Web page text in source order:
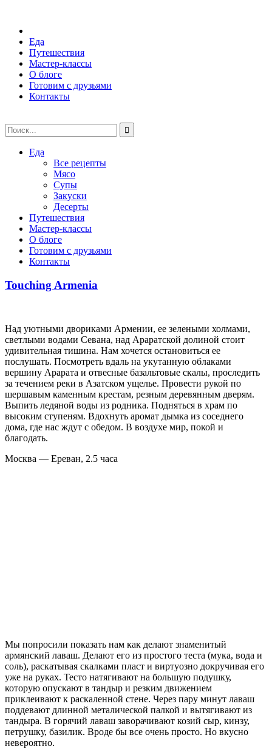
Еда
Путешествия
Мастер-классы
О блоге
Готовим с друзьями
Контакты
Еда
Все рецепты
Мясо
Супы
Закуски
Десерты
Путешествия
Мастер-классы
О блоге
Готовим с друзьями
Контакты
Touching Armenia
Над уютными двориками Армении, ее зелеными холмами,
светлыми водами Севана, над Араратской долиной стоит
удивительная тишина. Нам хочется остановиться ее
послушать. Посмотреть вдаль на укутанную облаками
вершину Арарата и отвесные базальтовые скалы, проследить
за течением реки в Азатском ущелье. Провести рукой по
шершавым каменным крестам, резным деревянным дверям.
Выпить ледяной воды из родника. Подняться в храм по
высоким ступеням. Вдохнуть аромат дымка из соседнего
дома, где нас ждут с обедом. В воздухе мир, покой и
благодать.
Москва — Ереван, 2.5 часа
Мы попросили показать нам как делают знаменитый
армянский лаваш. Делают его из простого теста (мука, вода и
соль), раскатывая скалками пласт и виртуозно докручивая его
уже на руках. Тесто натягивают на большую подушку,
которую опускают в тандыр и резким движением
приклеивают к раскаленной стене. Через пару минут лаваш
поддевают длинной металической палкой и вытягивают из
тандыра. В горячий лаваш заворачивают козий сыр, кинзу,
петрушку, базилик. Вроде бы все очень просто. Но вкусно
невероятно.